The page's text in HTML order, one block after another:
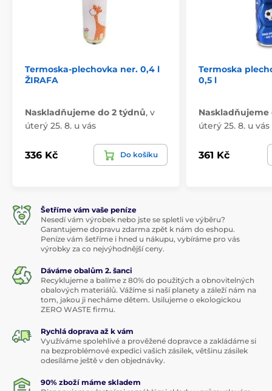
Termoska-plechovka ner. 0,4 l
ŽIRAFA
Naskladňujeme do 2 týdnů, v
úterý 25. 8. u vás
336 Kč Do košíku
Termoska
0,5 l
Naskladňujeme
úterý 25. 8. u vás
361 Kč
Šetříme vám vaše peníze
Nesedí vám výrobek nebo jste se spletli ve výběru?
Garantujeme dopravu zdarma zpět k nám do eshopu.
Peníze vám šetříme i hned u nákupu, vybíráme pro vás
výrobky za co nejvýhodnější ceny.
Dáváme obalům 2. šanci
Recyklujeme a balíme z 80% do použitých a obnovitelných
obalových materiálů. Vážíme si naší planety a záleží nám na
tom, jakou ji necháme dětem. Usilujeme o ekologickou
ZERO WASTE firmu.
Rychlá doprava až k vám
Využíváme spolehlivé a prověžené dopravce a zakládáme si
na bezproblémové expedici vašich zásilek, většinu zásilek
odesíláme ještě v den objednávky.
90% zboží máme skladem